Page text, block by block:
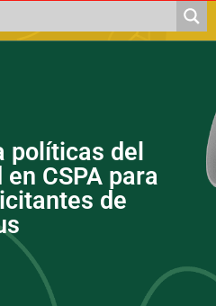
políticas del
CSPA para
de